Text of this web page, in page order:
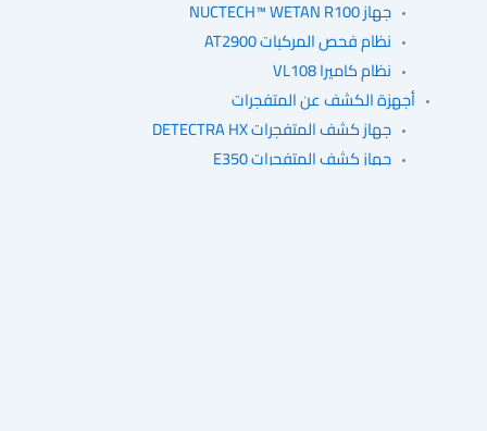
جهاز NUCTECH™ WETAN R100
نظام فحص المركبات AT2900
نظام كاميرا VL108
أجهزة الكشف عن المتفجرات
جهاز كشف المتفجرات DETECTRA HX
جهاز كشف المتفجرات E350